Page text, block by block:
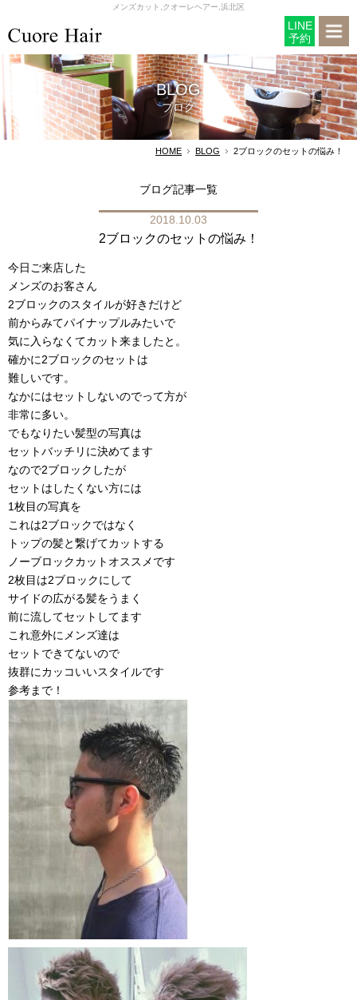
メンズカット,クオーレヘアー,浜北区
LINE
予約
BLOG
ブログ
HOME BLOG 2ブロックのセットの悩み！
ブログ記事一覧
2018.10.03
2ブロックのセットの悩み！
今日ご来店した
メンズのお客さん
2ブロックのスタイルが好きだけど
前からみてパイナップルみたいで
気に入らなくてカット来ましたと。
確かに2ブロックのセットは
難しいです。
なかにはセットしないのでって方が
非常に多い。
でもなりたい髪型の写真は
セットバッチリに決めてます
なので2ブロックしたが
セットはしたくない方には
1枚目の写真を
これは2ブロックではなく
トップの髪と繋げてカットする
ノーブロックカットオススメです
2枚目は2ブロックにして
サイドの広がる髪をうまく
前に流してセットしてます
これ意外にメンズ達は
セットできてないので
抜群にカッコいいスタイルです
参考まで！